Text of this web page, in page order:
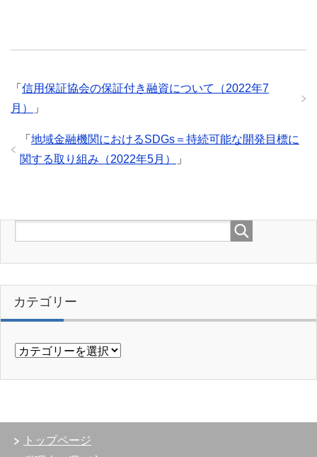
「 信用保証協会の保証付き融資について（2022年7
月）
」
「 地域金融機関におけるSDGs＝持続可能な開発目標に
関する取り組み（2022年5月）
」
カテゴリー
トップページ